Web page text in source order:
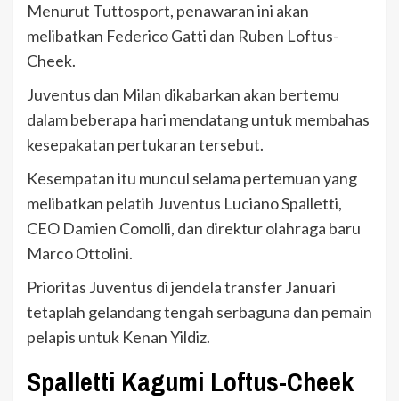
Menurut Tuttosport, penawaran ini akan
melibatkan Federico Gatti dan Ruben Loftus-
Cheek.
Juventus dan Milan dikabarkan akan bertemu
dalam beberapa hari mendatang untuk membahas
kesepakatan pertukaran tersebut.
Kesempatan itu muncul selama pertemuan yang
melibatkan pelatih Juventus Luciano Spalletti,
CEO Damien Comolli, dan direktur olahraga baru
Marco Ottolini.
Prioritas Juventus di jendela transfer Januari
tetaplah gelandang tengah serbaguna dan pemain
pelapis untuk Kenan Yildiz.
Spalletti Kagumi Loftus-Cheek